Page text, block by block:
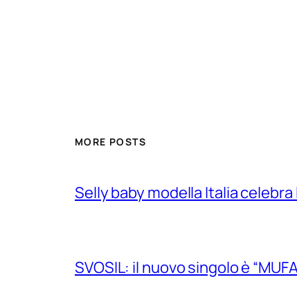
MORE POSTS
Selly baby modella Italia
SVOSIL: il nuovo singolo è